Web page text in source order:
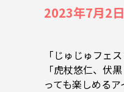
2023年7月2
「じゅじゅフェ
「虎杖悠仁、伏
っても楽しめるア